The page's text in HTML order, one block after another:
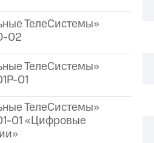
ТелеСистемы»
02
ТелеСистемы»
01
ТелеСистемы»
01 «Цифровые